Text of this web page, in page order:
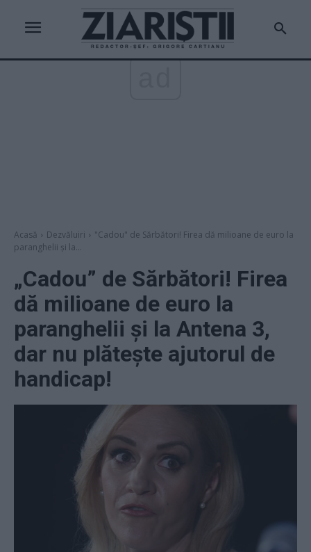
Acasă Dezvăluiri
"Cadou" de Sărbători! Firea dă milioane de euro la
paranghelii și la...
„Cadou” de Sărbători! Firea
dă milioane de euro la
paranghelii și la Antena 3,
dar nu plătește ajutorul de
handicap!